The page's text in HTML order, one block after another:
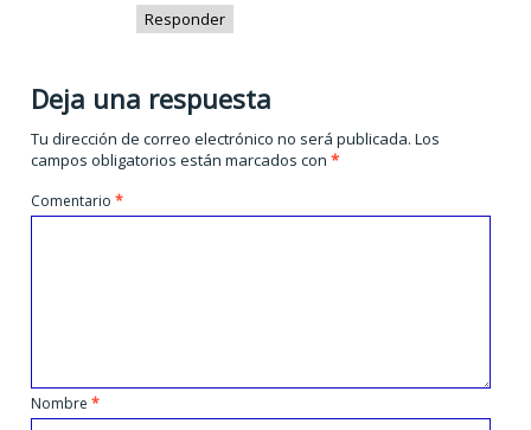
Responder
Deja una respuesta
Tu dirección de correo electrónico no será publicada. Los
campos obligatorios están marcados con*
Comentario*
Nombre*